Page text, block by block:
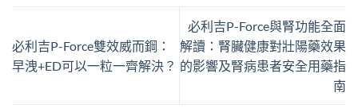
必利吉P-Force雙效威而鋼：
早洩+ED可以一粒一齊解決？
必利吉P-Force與腎功能全面
解讀：腎臟健康對壯陽藥效果
的影響及腎病患者安全用藥指
南